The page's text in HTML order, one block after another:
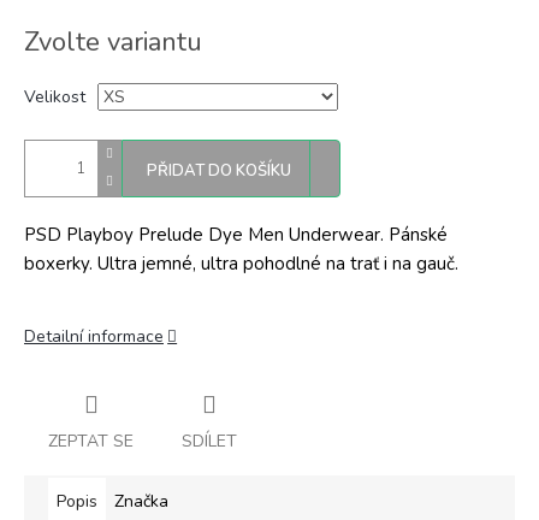
cena:
Zvolte variantu
Velikost
PŘIDAT DO KOŠÍKU
PSD Playboy Prelude Dye Men Underwear. Pánské
boxerky. Ultra jemné, ultra pohodlné na trať i na gauč.
Detailní informace
ZEPTAT SE SDÍLET
Popis Značka